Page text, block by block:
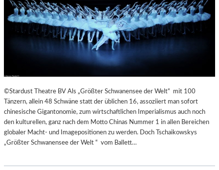
©Stardust Theatre BV Als „Größter Schwanensee der Welt“ mit 100
Tänzern, allein 48 Schwäne statt der üblichen 16, assoziiert man sofort
chinesische Gigantonomie, zum wirtschaftlichen Imperialismus auch noch
den kulturellen, ganz nach dem Motto Chinas Nummer 1 in allen Bereichen
globaler Macht- und Imagepositionen zu werden. Doch Tschaikowskys
„Größter Schwanensee der Welt “ vom Ballett…